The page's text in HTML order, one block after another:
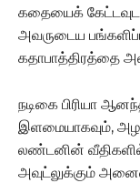
கதையைக்
அவருடைய
கதாபாத்திரத்தை
நடிகை பிரியா
இளமையாகவும்,
லண்டனின்
அவுட்லுக்கும்